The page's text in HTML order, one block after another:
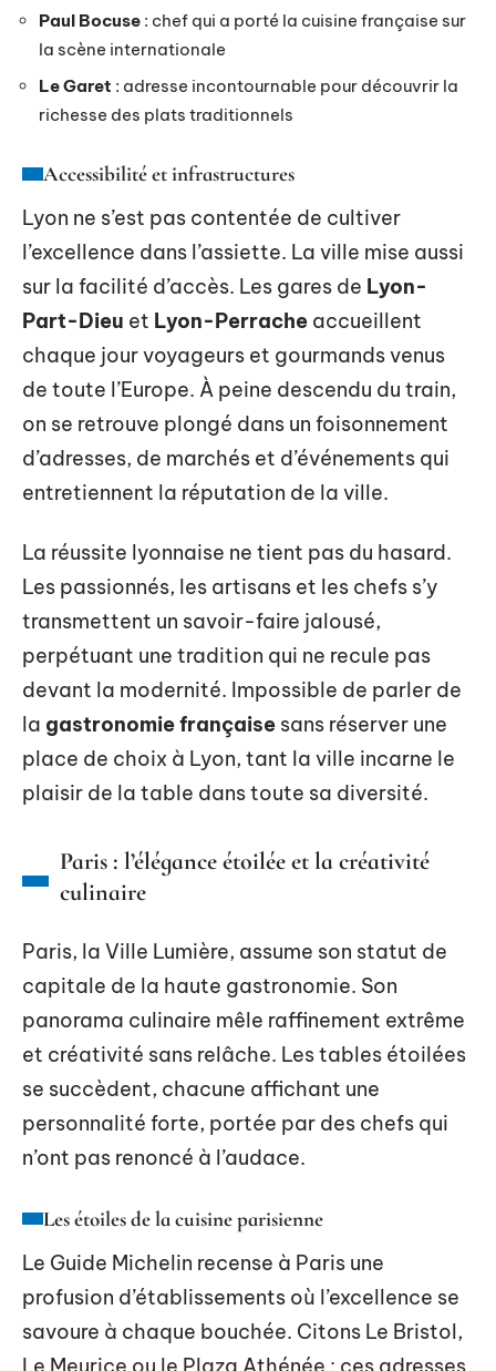
Paul Bocuse : chef qui a porté la cuisine française sur
la scène internationale
Le Garet : adresse incontournable pour découvrir la
richesse des plats traditionnels
Accessibilité et infrastructures
Lyon ne s’est pas contentée de cultiver
l’excellence dans l’assiette. La ville mise aussi
sur la facilité d’accès. Les gares de Lyon-
Part-Dieu et Lyon-Perrache accueillent
chaque jour voyageurs et gourmands venus
de toute l’Europe. À peine descendu du train,
on se retrouve plongé dans un foisonnement
d’adresses, de marchés et d’événements qui
entretiennent la réputation de la ville.
La réussite lyonnaise ne tient pas du hasard.
Les passionnés, les artisans et les chefs s’y
transmettent un savoir-faire jalousé,
perpétuant une tradition qui ne recule pas
devant la modernité. Impossible de parler de
la gastronomie française sans réserver une
place de choix à Lyon, tant la ville incarne le
plaisir de la table dans toute sa diversité.
Paris : l’élégance étoilée et la créativité
culinaire
Paris, la Ville Lumière, assume son statut de
capitale de la haute gastronomie. Son
panorama culinaire mêle raffinement extrême
et créativité sans relâche. Les tables étoilées
se succèdent, chacune affichant une
personnalité forte, portée par des chefs qui
n’ont pas renoncé à l’audace.
Les étoiles de la cuisine parisienne
Le Guide Michelin recense à Paris une
profusion d’établissements où l’excellence se
savoure à chaque bouchée. Citons Le Bristol,
Le Meurice ou le Plaza Athénée : ces adresses